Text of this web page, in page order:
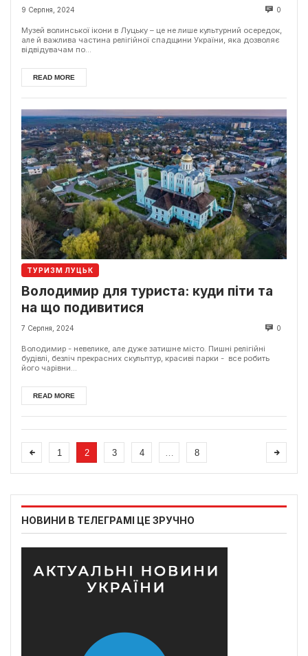
9 Серпня, 2024 0
Музей волинської ікони в Луцьку – це не лише культурний осередок,
але й важлива частина релігійної спадщини України, яка дозволяє
відвідувачам по...
READ MORE
ТУРИЗМ ЛУЦЬК
Володимир для туриста: куди піти та
на що подивитися
7 Серпня, 2024 0
Володимир - невелике, але дуже затишне місто. Пишні релігійні
будівлі, безліч прекрасних скульптур, красиві парки - все робить
його чарівни...
READ MORE
1 2 3 4 8
НОВИНИ В ТЕЛЕГРАМІ ЦЕ ЗРУЧНО